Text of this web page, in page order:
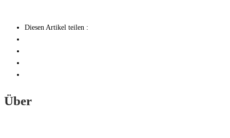
Diesen Artikel teilen :
Über